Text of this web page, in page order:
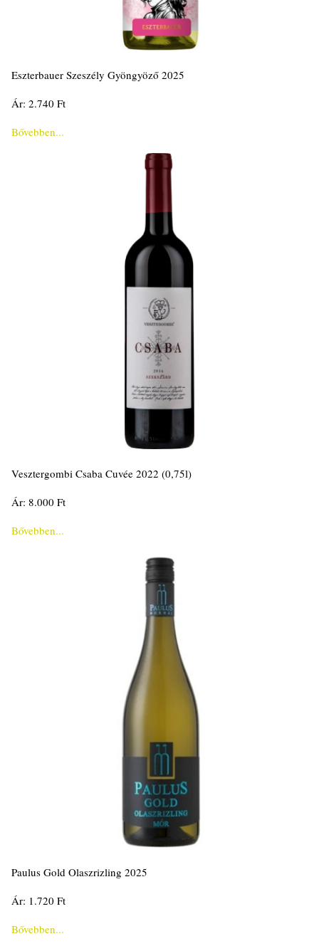
Eszterbauer Szeszély Gyöngyöző 2025
Ár: 2.740 Ft
Bővebben...
Vesztergombi Csaba Cuvée 2022 (0,75l)
Ár: 8.000 Ft
Bővebben...
Paulus Gold Olaszrizling 2025
Ár: 1.720 Ft
Bővebben...